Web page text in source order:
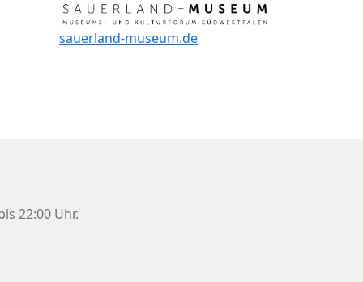
sauerland-museum.de
22:00 Uhr.